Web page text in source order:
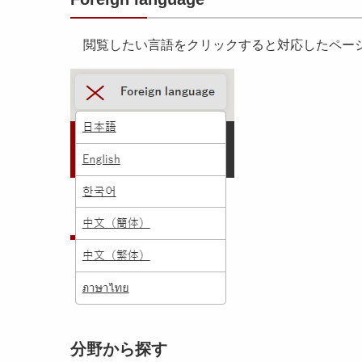
閲覧したい言語をクリックすると対応したペー
分野から探す